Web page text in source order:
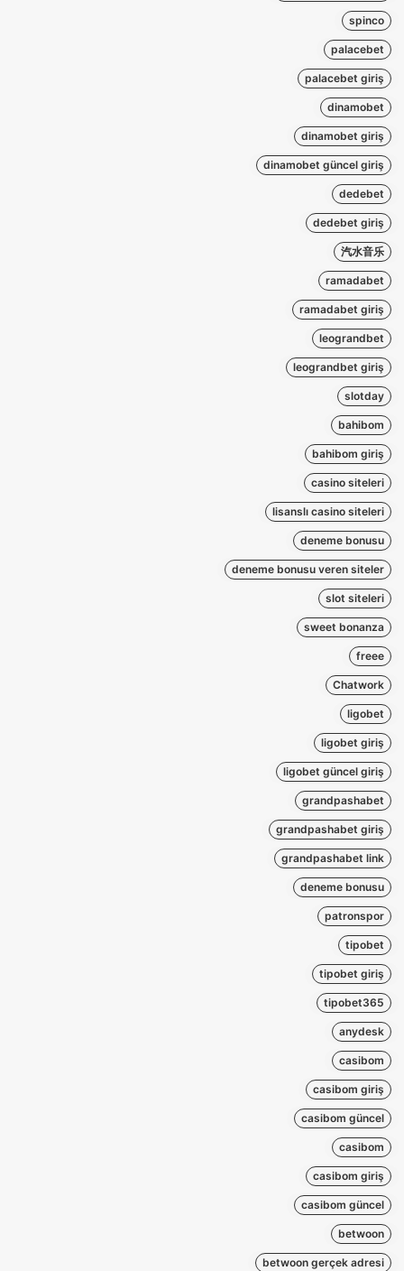
spinco
palacebet
palacebet giriş
dinamobet
dinamobet giriş
dinamobet güncel giriş
dedebet
dedebet giriş
汽水音乐
ramadabet
ramadabet giriş
leograndbet
leograndbet giriş
slotday
bahibom
bahibom giriş
casino siteleri
lisanslı casino siteleri
deneme bonusu
deneme bonusu veren siteler
slot siteleri
sweet bonanza
freee
Chatwork
ligobet
ligobet giriş
ligobet güncel giriş
grandpashabet
grandpashabet giriş
grandpashabet link
deneme bonusu
patronspor
tipobet
tipobet giriş
tipobet365
anydesk
casibom
casibom giriş
casibom güncel
casibom
casibom giriş
casibom güncel
betwoon
betwoon gerçek adresi